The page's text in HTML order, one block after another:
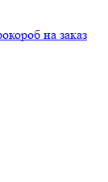
на заказ